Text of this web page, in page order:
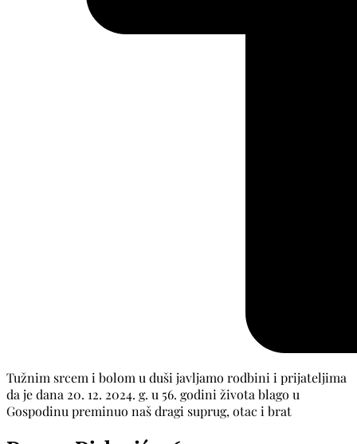
Tužnim srcem i bolom u duši javljamo rodbini i prijateljima
da je dana 20. 12. 2024. g. u 56. godini života blago u
Gospodinu preminuo naš dragi suprug, otac i brat